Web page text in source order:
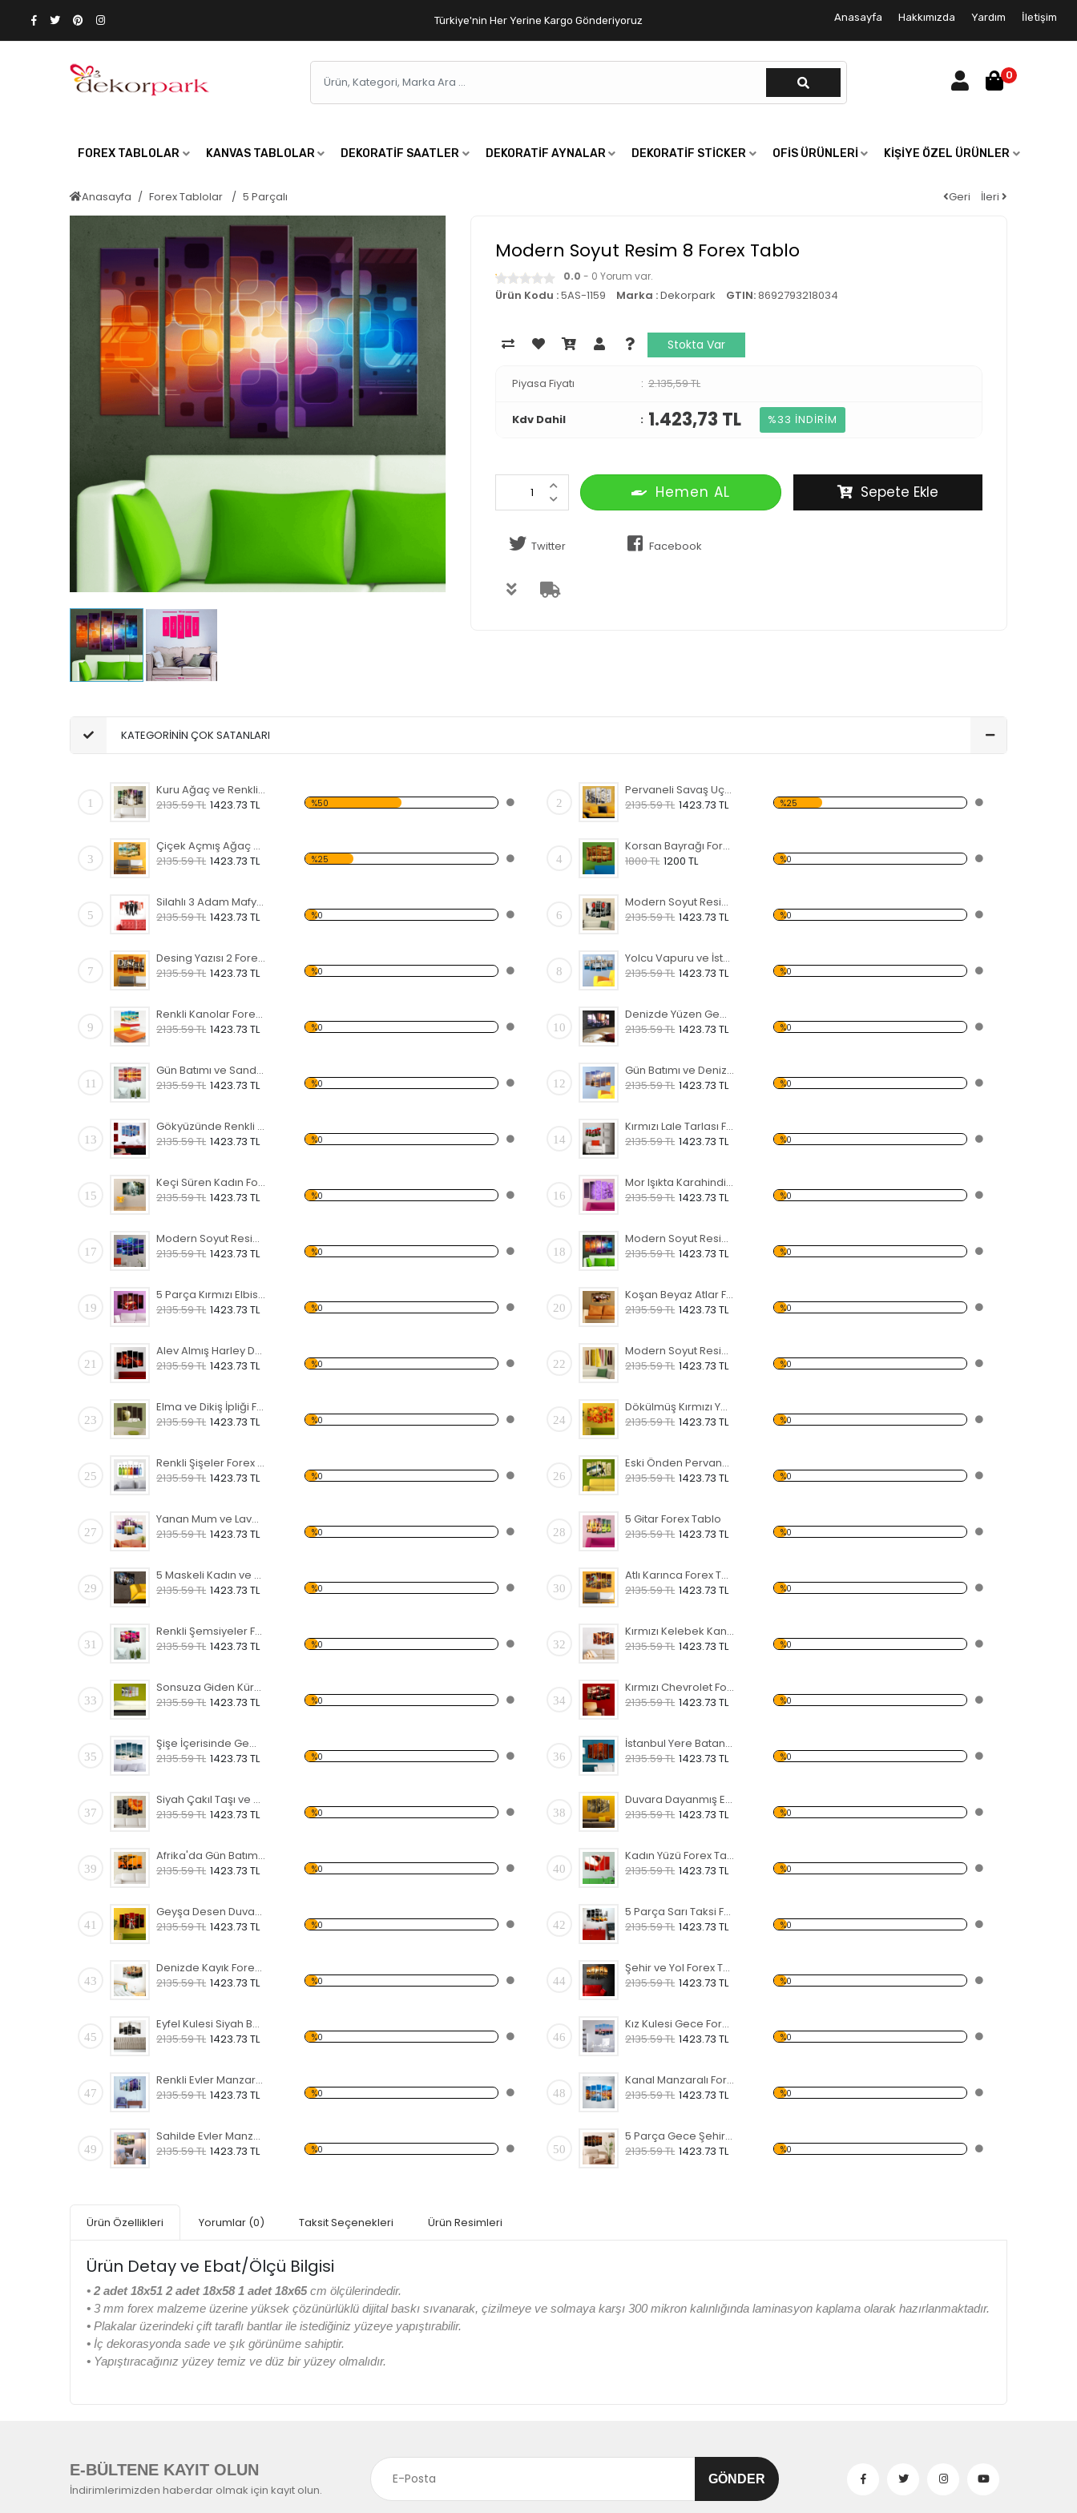
Türkiye'nin Her Yerine Kargo Gönderiyoruz Anasayfa Hakkımızda Yardım İletişim
0
FOREX TABLOLAR KANVAS TABLOLAR DEKORATIF SAATLER DEKORATIF AYNALAR DEKORATIF STICKER OFIS ÜRÜNLERI KIŞIYE ÖZEL ÜRÜNLER
Anasayfa Forex Tablolar 5 Parçalı Geri İleri
Modern Soyut Resim 8 Forex Tablo
0.0 - 0 Yorum var.
Ürün Kodu :5AS-1159 Marka :Dekorpark GTIN:8692793218034
Stokta Var
Piyasa Fiyatı 2.135,59 TL
Kdv Dahil 1.423,73 TL %33 İNDİRİM
Hemen AL Sepete Ekle
Twitter Facebook
KATEGORİNİN ÇOK SATANLARI
1
Kuru Ağaç ve Renkli Gökyüzü Forex Tablo
2135.59 TL 1423.73 TL %50 2
Pervaneli Savaş Uçağı Forex Tablo
2135.59 TL 1423.73 TL %25
3
Çiçek Açmış Ağaç ve Hamak Forex Tablo
2135.59 TL 1423.73 TL %25 4
Korsan Bayrağı Forex Tablo
1800 TL 1200 TL %0
5
Silahlı 3 Adam Mafya Forex Tablo
2135.59 TL 1423.73 TL %0 6
Modern Soyut Resim 40 Forex Tablo
2135.59 TL 1423.73 TL %0
7
Desing Yazısı 2 Forex Tablo
2135.59 TL 1423.73 TL %0 8
Yolcu Vapuru ve İstanbul Forex Tablo
2135.59 TL 1423.73 TL %0
9
Renkli Kanolar Forex Tablo
2135.59 TL 1423.73 TL %0 10
Denizde Yüzen Gemi Forex Tablo
2135.59 TL 1423.73 TL %0
11
Gün Batımı ve Sandal Forex Tablo
2135.59 TL 1423.73 TL %0 12
Gün Batımı ve Denizde Yelkenli Forex Tablo
2135.59 TL 1423.73 TL %0
13
Gökyüzünde Renkli Balonlar Forex Tablo
2135.59 TL 1423.73 TL %0 14
Kırmızı Lale Tarlası Forex Tablo
2135.59 TL 1423.73 TL %0
15
Keçi Süren Kadın Forex Tablo
2135.59 TL 1423.73 TL %0 16
Mor Işıkta Karahindiba Çiçeği Forex Tablo
2135.59 TL 1423.73 TL %0
17
Modern Soyut Resim 9 Forex Tablo
2135.59 TL 1423.73 TL %0 18
Modern Soyut Resim 8 Forex Tablo
2135.59 TL 1423.73 TL %0
19
5 Parça Kırmızı Elbiseli Kadın Forex Tablo
2135.59 TL 1423.73 TL %0 20
Koşan Beyaz Atlar Forex Tablo
2135.59 TL 1423.73 TL %0
21
Alev Almış Harley Davidson Forex Tablo
2135.59 TL 1423.73 TL %0 22
Modern Soyut Resim 10 Forex Tablo
2135.59 TL 1423.73 TL %0
23
Elma ve Dikiş İpliği Forex Tablo
2135.59 TL 1423.73 TL %0 24
Dökülmüş Kırmızı Yeşil Yapraklar Forex Tablo
2135.59 TL 1423.73 TL %0
25
Renkli Şişeler Forex Tablo
2135.59 TL 1423.73 TL %0 26
Eski Önden Pervaneli Uçak Forex Tablo
2135.59 TL 1423.73 TL %0
27
Yanan Mum ve Lavanta Forex Tablo
2135.59 TL 1423.73 TL %0 28
5 Gitar Forex Tablo
2135.59 TL 1423.73 TL %0
29
5 Maskeli Kadın ve Sarı Koltuk Forex Tablo
2135.59 TL 1423.73 TL %0 30
Atlı Karınca Forex Tablo
2135.59 TL 1423.73 TL %0
31
Renkli Şemsiyeler Forex Tablo
2135.59 TL 1423.73 TL %0 32
Kırmızı Kelebek Kanadı Forex Tablo
2135.59 TL 1423.73 TL %0
33
Sonsuza Giden Küre Forex Tablo
2135.59 TL 1423.73 TL %0 34
Kırmızı Chevrolet Forex Tablo
2135.59 TL 1423.73 TL %0
35
Şişe İçerisinde Gemi Forex Tablo
2135.59 TL 1423.73 TL %0 36
İstanbul Yere Batan Sarnıcı Forex Tablo
2135.59 TL 1423.73 TL %0
37
Siyah Çakıl Taşı ve Sarı Çiçek Forex Tablo
2135.59 TL 1423.73 TL %0 38
Duvara Dayanmış Eski Bisiklet Forex Tablo
2135.59 TL 1423.73 TL %0
39
Afrika'da Gün Batımı ve Fil Sürüsü Forex Tablo
2135.59 TL 1423.73 TL %0 40
Kadın Yüzü Forex Tablo
2135.59 TL 1423.73 TL %0
41
Geyşa Desen Duvar Panosu 2
2135.59 TL 1423.73 TL %0 42
5 Parça Sarı Taksi Forex Tablo
2135.59 TL 1423.73 TL %0
43
Denizde Kayık Forex Tablo
2135.59 TL 1423.73 TL %0 44
Şehir ve Yol Forex Tablo
2135.59 TL 1423.73 TL %0
45
Eyfel Kulesi Siyah Beyaz Forex Tablo
2135.59 TL 1423.73 TL %0 46
Kız Kulesi Gece Forex Tablo
2135.59 TL 1423.73 TL %0
47
Renkli Evler Manzaralı Forex Tablo
2135.59 TL 1423.73 TL %0 48
Kanal Manzaralı Forex Tablo
2135.59 TL 1423.73 TL %0
49
Sahilde Evler Manzaralı Forex Tablo
2135.59 TL 1423.73 TL %0 50
5 Parça Gece Şehir Manzarası Forex Tablo
2135.59 TL 1423.73 TL %0
Ürün Özellikleri Yorumlar (0) Taksit Seçenekleri Ürün Resimleri
Ürün Detay ve Ebat/Ölçü Bilgisi
• 2 adet 18x51 2 adet 18x58 1 adet 18x65 cm ölçülerindedir.
• 3 mm forex malzeme üzerine yüksek çözünürlüklü dijital baskı sıvanarak, çizilmeye ve solmaya karşı 300 mikron kalınlığında laminasyon kaplama olarak hazırlanmaktadır.
• Plakalar üzerindeki çift taraflı bantlar ile istediğiniz yüzeye yapıştırabilir.
• İç dekorasyonda sade ve şık görünüme sahiptir.
• Yapıştıracağınız yüzey temiz ve düz bir yüzey olmalıdır.
E-BÜLTENE KAYIT OLUN
İndirimlerimizden haberdar olmak için kayıt olun.